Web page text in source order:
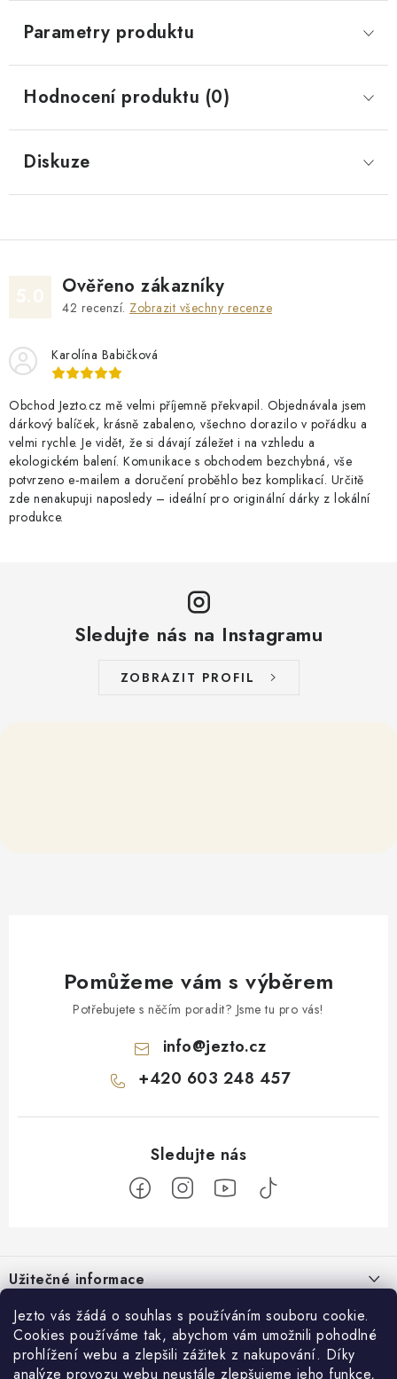
Jezto vás žádá o souhlas s používáním souboru cookie.
Cookies používáme tak, abychom vám umožnili pohodlné
prohlížení webu a zlepšili zážitek z nakupování. Díky
analýze provozu webu neustále zlepšujeme jeho funkce,
Parametry produktu
Hodnocení produktu (0)
Diskuze
Ověřeno zákazníky
42 recenzí. Zobrazit všechny recenze
Karolína Babičková
Obchod Jezto.cz mě velmi příjemně překvapil. Objednávala jsem
dárkový balíček, krásně zabaleno, všechno dorazilo v pořádku a
velmi rychle. Je vidět, že si dávají záležet i na vzhledu a
ekologickém balení. Komunikace s obchodem bezchybná, vše
potvrzeno e‑mailem a doručení proběhlo bez komplikací. Určitě
zde nenakupuji naposledy – ideální pro originální dárky z lokální
produkce.
Sledujte nás na Instagramu
ZOBRAZIT PROFIL
Pomůžeme vám s výběrem
Potřebujete s něčím poradit? Jsme tu pro vás!
info@jezto.cz
+420 603 248 457
pUžitečné informace
O nás
Náš příběh
Zákaznický servis
Obchodní podmínky
Přijímáme online platby